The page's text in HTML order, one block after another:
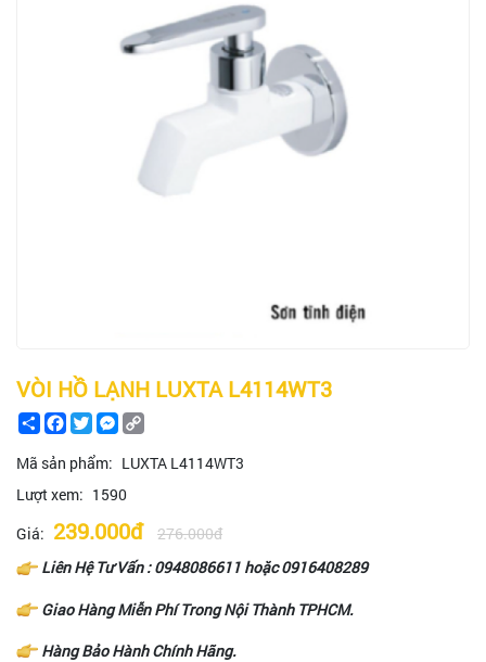
VÒI HỒ LẠNH LUXTA L4114WT3
ShareFacebook
TwitterMessenger
Mã sản phẩm: LUXTA L4114WT3
Lượt xem: 1590
Giá: 239.000đ
276.000đ
Liên Hệ Tư Vấn :0948086611 hoặc0916408289
Giao Hàng Miễn Phí Trong Nội Thành TPHCM.
Hàng Bảo Hành Chính Hãng.